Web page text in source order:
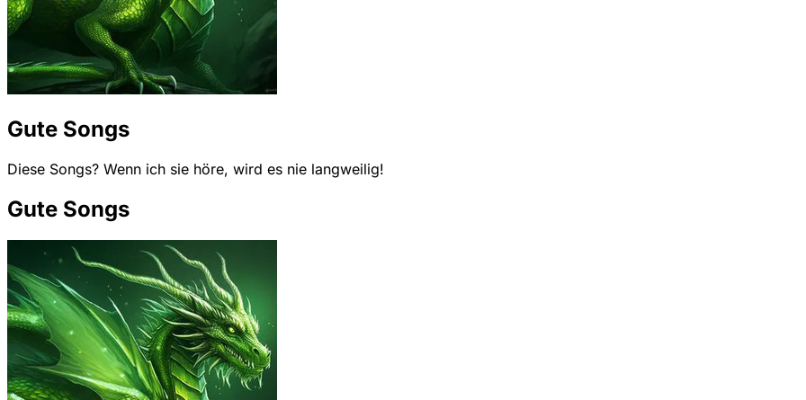
Gute Songs
Diese Songs? Wenn ich sie höre, wird es nie langweilig!
Gute Songs